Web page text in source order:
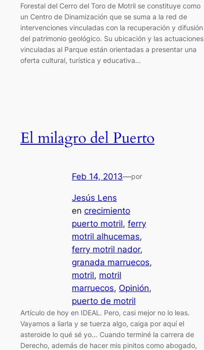
Forestal del Cerro del Toro de Motril se constituye como
un Centro de Dinamización que se suma a la red de
intervenciones vinculadas con la recuperación y difusión
del patrimonio geológico. Su ubicación y las actuaciones
vinculadas al Parque están orientadas a presentar una
oferta cultural, turística y educativa…
El milagro del Puerto
Feb 14, 2013—por
Jesús Lens
en crecimiento
puerto motril, ferry
motril alhucemas
ferry motril nador
granada marruecos
motril, motril
marruecos, Opinión
puerto de motril
Artículo de hoy en IDEAL. Pero, casi mejor no lo leas.
Vayamos a liarla y se tuerza algo, caiga por aquí el
asteroide lo qué sé yo… Cuando terminé la carrera de
Derecho, además de hacer mis pinitos como abogado,